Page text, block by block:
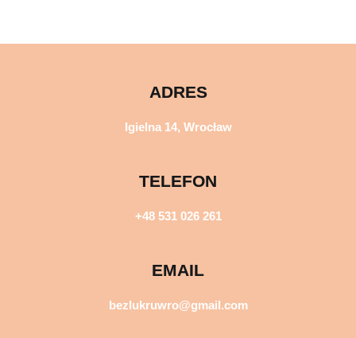
ADRES
Igielna 14, Wrocław
TELEFON
+48 531 026 261
EMAIL
bezlukruwro@gmail.com